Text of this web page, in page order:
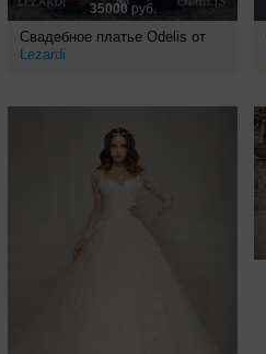
35000 руб.
Свадебное платье Odelis от
Lezardi